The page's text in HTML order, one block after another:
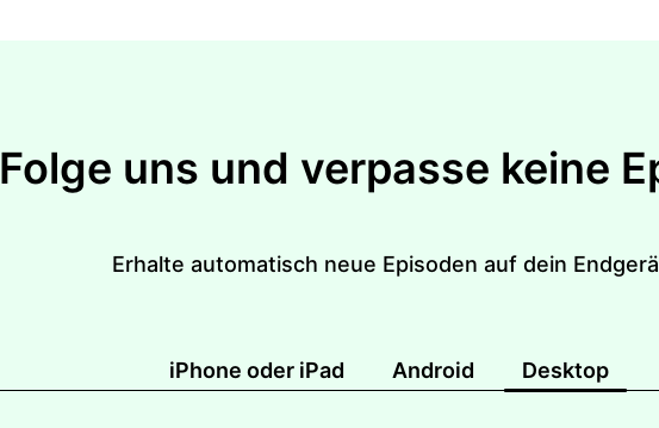
Folge uns und verpasse keine
Erhalte automatisch neue Episoden auf dein
iPhone oder iPad Android Desktop